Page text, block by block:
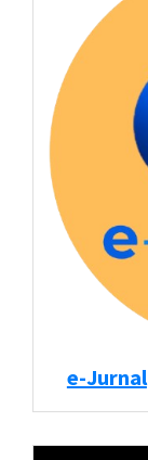
e-Jurnal